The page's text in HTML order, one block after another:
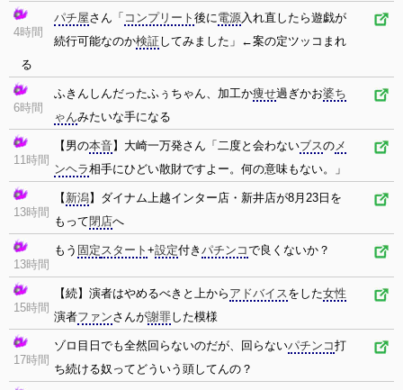
4時間
パチ屋さん「 コンプリート 後に電源入れ直したら遊戯が
続行可能なのか検証してみました」←案の定ツッコまれ
る
6時間
ふきんしんだったふぅちゃん、加工か痩せ過ぎかお婆ち
ゃんみたいな手になる
11時間
【男の本音】大崎一万発さん「二度と会わないブスのメ
ンヘラ相手にひどい散財ですよー。何の意味もない。」
13時間
【 新潟】ダイナム上越インター店・新井店が8月23日を
もって閉店へ
13時間
もう 固定スタート +設定付き パチンコで良くないか？
15時間
【続】演者はやめるべきと上から アドバイスをした女性
演者ファンさんが謝罪した模様
17時間
ゾロ目日でも全然回らないのだが、回らないパチンコ打
ち続ける奴ってどういう頭してんの？